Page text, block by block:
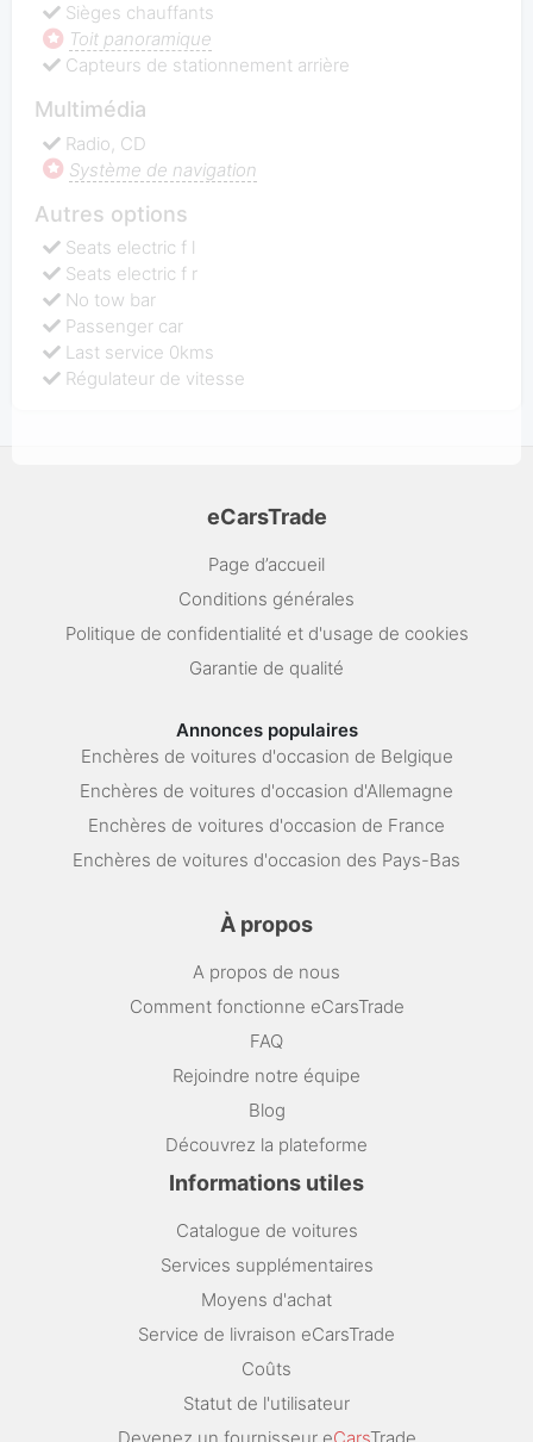
Sièges chauffants
Toit panoramique
Capteurs de stationnement arrière
Multimédia
Radio, CD
Système de navigation
Autres options
Seats electric f l
Seats electric f r
No tow bar
Passenger car
Last service 0kms
Régulateur de vitesse
eCarsTrade
Page d’accueil
Conditions générales
Politique de confidentialité et d'usage de cookies
Garantie de qualité
Annonces populaires
Enchères de voitures d'occasion de Belgique
Enchères de voitures d'occasion d'Allemagne
Enchères de voitures d'occasion de France
Enchères de voitures d'occasion des Pays-Bas
À propos
A propos de nous
Comment fonctionne eCarsTrade
FAQ
Rejoindre notre équipe
Blog
Découvrez la plateforme
Informations utiles
Catalogue de voitures
Services supplémentaires
Moyens d'achat
Service de livraison eCarsTrade
Coûts
Statut de l'utilisateur